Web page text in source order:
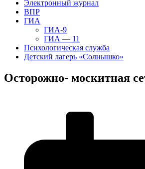
Электронный журнал
ВПР
ГИА
ГИА-9
ГИА — 11
Психологическая служба
Детский лагерь «Солнышко»
Осторожно- москитная